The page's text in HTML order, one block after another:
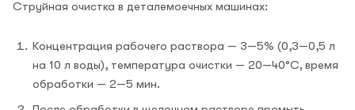
Струйная очистка в деталемоечных машинах:
Концентрация рабочего раствора — 3—5% (0,3—0,5 л
на 10 л воды), температура очистки — 20—40°С, время
обработки — 2—5 мин.